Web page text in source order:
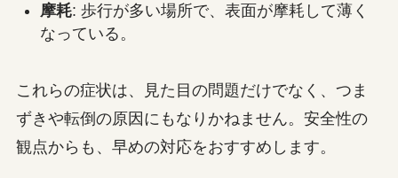
摩耗: 歩行が多い場所で、表面が摩耗して薄く
なっている。
これらの症状は、見た目の問題だけでなく、つま
ずきや転倒の原因にもなりかねません。安全性の
観点からも、早めの対応をおすすめします。